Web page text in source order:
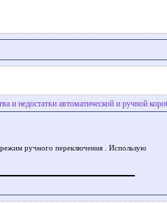
и недостатки автоматической и ручной
ручного переключения . Использую